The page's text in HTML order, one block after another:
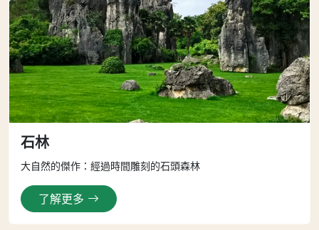
石林
大自然的傑作：經過時間雕刻的石頭森林
了解更多